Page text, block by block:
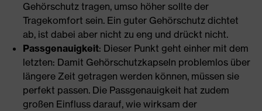
Gehörschutz tragen, umso höher sollte der
Tragekomfort sein. Ein guter Gehörschutz dichtet
ab, ist dabei aber nicht zu eng und drückt nicht.
Passgenauigkeit: Dieser Punkt geht einher mit dem
letzten: Damit Gehörschutzkapseln problemlos über
längere Zeit getragen werden können, müssen sie
perfekt passen. Die Passgenauigkeit hat zudem
großen Einfluss darauf, wie wirksam der